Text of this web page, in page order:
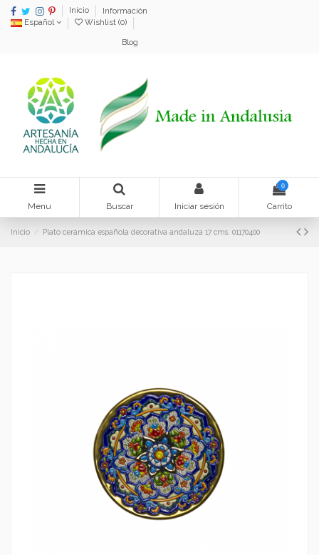
Inicio
Información
Español
Wishlist (0)
Blog
Menu Buscar Iniciar sesión
0
Carrito
Inicio Plato cerámica española decorativa andaluza 17 cms. 01170400